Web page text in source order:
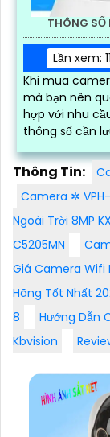
THÔNG SỐ
Lần xem:
Khi mua
mà bạn nên
hợp với nhu cầu sử
thông số cần
Thông Tin:
Camera ✲
Ngoài Trời 8MP
C5205MN
Giá Camera Wifi
Hãng Tốt Nhất
8
Hướng Dẫn
Kbvision